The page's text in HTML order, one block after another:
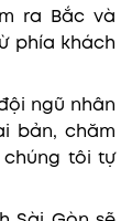
ra Bắc và
phía khách
ngũ nhân
bản, chăm
chúng tôi tự